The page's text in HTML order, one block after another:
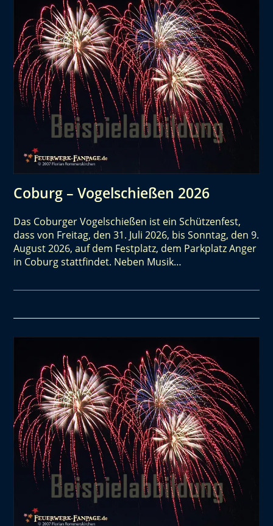
Coburg – Vogelschießen 2026
Das Coburger Vogelschießen ist ein Schützenfest,
dass von Freitag, den 31. Juli 2026, bis Sonntag, den 9.
August 2026, auf dem Festplatz, dem Parkplatz Anger
in Coburg stattfindet. Neben Musik…